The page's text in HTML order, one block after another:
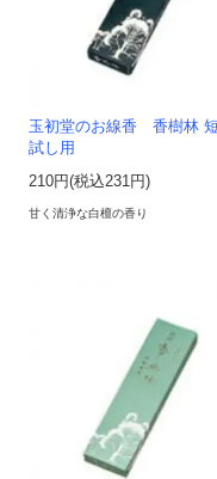
玉初堂のお線香 香樹林
試し用
210円(税込231円)
甘く清浄な白檀の香り